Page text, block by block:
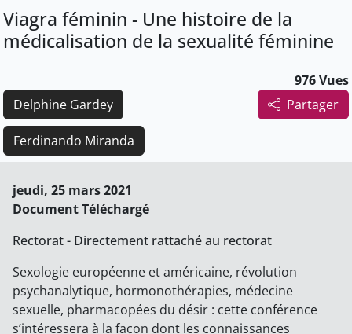
Viagra féminin - Une histoire de la
médicalisation de la sexualité féminine
976 Vues
Partager
Delphine Gardey
Ferdinando Miranda
jeudi, 25 mars 2021
Document Téléchargé
Rectorat - Directement rattaché au rectorat
Sexologie européenne et américaine, révolution
psychanalytique, hormonothérapies, médecine
sexuelle, pharmacopées du désir : cette conférence
s’intéressera à la façon dont les connaissances